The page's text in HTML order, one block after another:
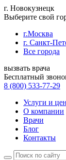
г. Новокузнецк
Выберите свой
г.Москва
г. Санкт-
Все города
вызвать врача
Бесплатный
8 (800) 533-77-29
Услуги и
О компании
Врачи
Блог
Контакты